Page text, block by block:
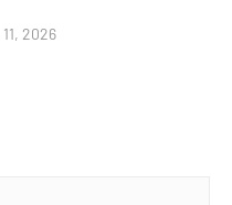
2026